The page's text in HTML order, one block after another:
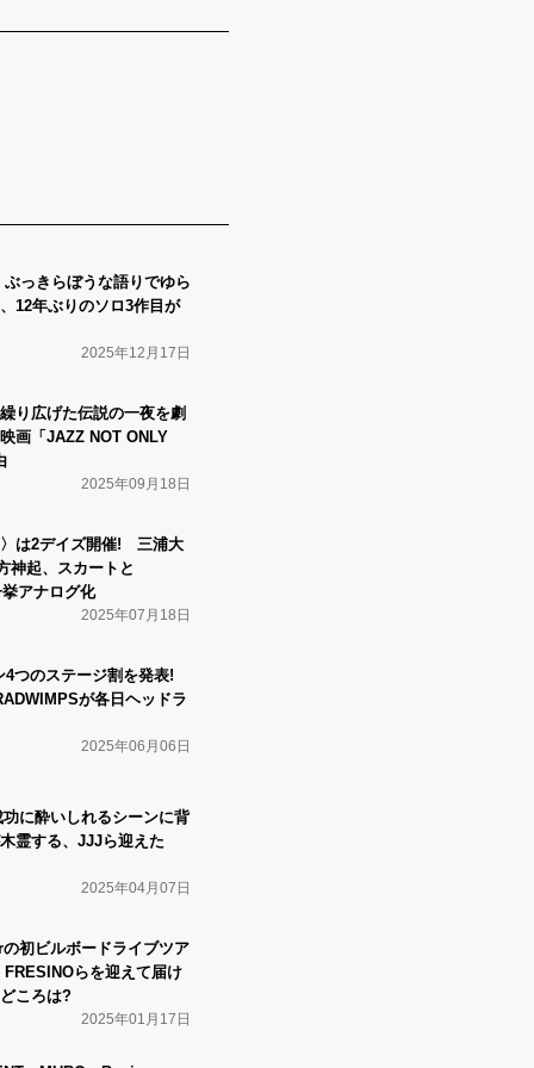
っきらぼうな語りでゆら
12年ぶりのソロ3作目が
2025年12月17日
り広げた伝説の一夜を劇
画「JAZZ NOT ONLY
2025年09月18日
は2デイズ開催! 三浦大
神起、スカートと
アナログ化
2025年07月18日
4つのステージ割を発表!
が各日ヘッドラ
2025年06月06日
に酔いしれるシーンに背
霊する、JJJら迎えた
2025年04月07日
初ビルボードライブツア
らを迎えて届け
ころは?
2025年01月17日